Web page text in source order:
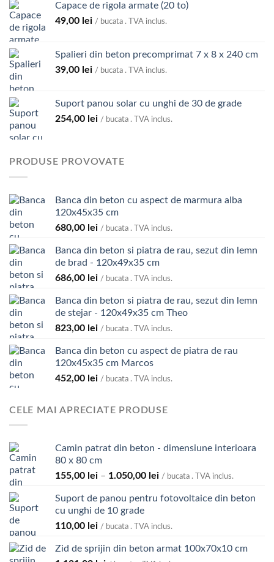
prețuri:
24,00 lei
74,00 lei
Capace de rigola armate (20 to)
49,00 lei / bucata . TVA inclus.
Spalieri din beton precomprimat 7 x 8 x 240 cm
39,00 lei / bucata . TVA inclus.
Suport panou solar cu unghi de 30 de grade
254,00 lei / bucata . TVA inclus.
PRODUSE PROVOVATE
Banca din beton cu aspect de marmura alba
120x45x35 cm
680,00 lei / bucata . TVA inclus.
Banca din beton si piatra de rau, sezut din lemn
de brad - 120x49x35 cm
686,00 lei / bucata . TVA inclus.
Banca din beton si piatra de rau, sezut din lemn
de stejar - 120x49x35 cm Theo
823,00 lei / bucata . TVA inclus.
Banca din beton cu aspect de piatra de rau
120x45x35 cm Marcos
452,00 lei / bucata . TVA inclus.
CELE MAI APRECIATE PRODUSE
Camin patrat din beton - dimensiune interioara
80 x 80 cm
155,00 lei – 1.050,00 leiInterval
prețuri:
până
1.050,00 lei
/ bucata . TVA inclus.
Suport de panou pentru fotovoltaice din beton
cu unghi de 10 grade
110,00 lei / bucata . TVA inclus.
Zid de sprijin din beton armat 100x70x10 cm